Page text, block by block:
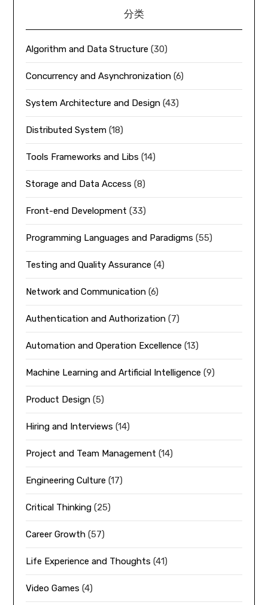
分类
Algorithm and Data Structure (30)
Concurrency and Asynchronization (6)
System Architecture and Design (43)
Distributed System (18)
Tools Frameworks and Libs (14)
Storage and Data Access (8)
Front-end Development (33)
Programming Languages and Paradigms (55)
Testing and Quality Assurance (4)
Network and Communication (6)
Authentication and Authorization (7)
Automation and Operation Excellence (13)
Machine Learning and Artificial Intelligence (9)
Product Design (5)
Hiring and Interviews (14)
Project and Team Management (14)
Engineering Culture (17)
Critical Thinking (25)
Career Growth (57)
Life Experience and Thoughts (41)
Video Games (4)